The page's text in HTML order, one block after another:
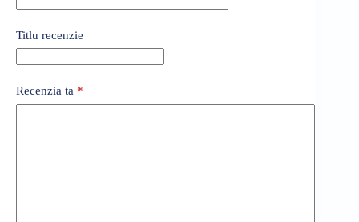
Titlu recenzie
Recenzia ta *